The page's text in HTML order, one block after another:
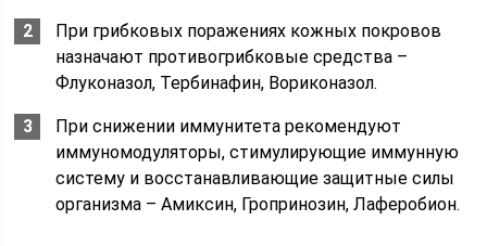
При грибковых поражениях кожных покровов
назначают противогрибковые средства –
Флуконазол, Тербинафин, Вориконазол.
При снижении иммунитета рекомендуют
иммуномодуляторы, стимулирующие иммунную
систему и восстанавливающие защитные силы
организма – Амиксин, Гропринозин, Лаферобион.